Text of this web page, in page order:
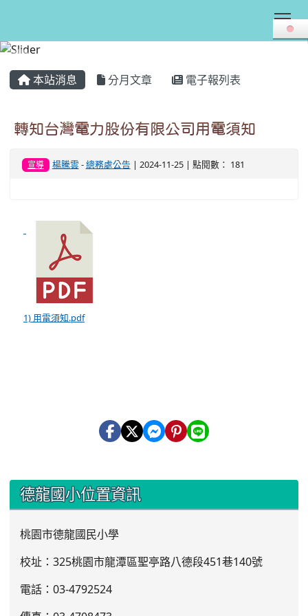
本站消息 分月文章 電子報列表
轉知台灣電力股份有限公司用電須知
宣導 楊騰雲 -總務處公告 | 2024-11-25 | 點閱數： 181
1) 用電須知.pdf
::: 德龍國小位置資訊
桃園市德龍國民小學
校址：325桃園市龍潭區聖亭路八德段451巷140號
電話：03-4792524